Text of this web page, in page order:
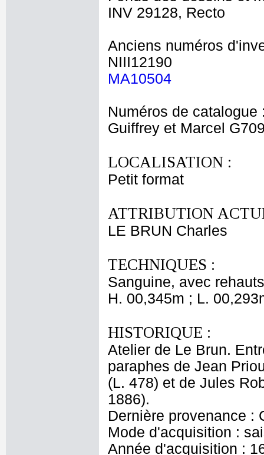
INV 29128, Recto
Anciens numéros
NIII12190
MA10504
Numéros de catalogue
Guiffrey et Marcel
LOCALISATION :
Petit format
ATTRIBUTION
LE BRUN Charles
TECHNIQUES :
Sanguine, avec
H. 00,345m ; L.
HISTORIQUE :
Atelier de Le Brun.
paraphes de Jean
(L. 478) et de Jules
1886).
Dernière provenance :
Mode d'acquisition :
Année d'acquisition :